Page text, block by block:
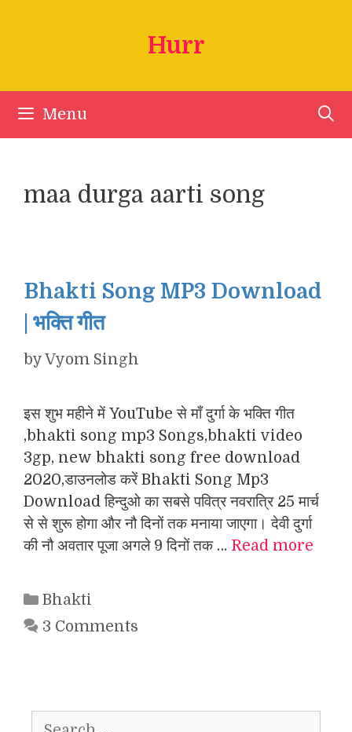
Hurr
Menu
maa durga aarti song
Bhakti Song MP3 Download
| भक्ति गीत
byVyom Singh
इस शुभ महीने में YouTube से माँ दुर्गा के भक्ति गीत
,bhakti song mp3 Songs,bhakti video
3gp, new bhakti song free download
2020,डाउनलोड करें Bhakti Song Mp3
Download हिन्दुओ का सबसे पवित्र नवरात्रि 25 मार्च
से से शुरू होगा और नौ दिनों तक मनाया जाएगा। देवी दुर्गा
की नौ अवतार पूजा अगले 9 दिनों तक … Read more
Categories
Bhakti
3 Comments